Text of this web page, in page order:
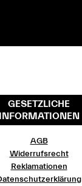
GESETZLICHE
INFORMATIONEN
AGB
Widerrufsrecht
Reklamationen